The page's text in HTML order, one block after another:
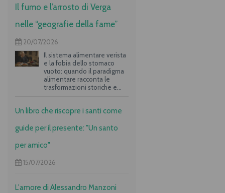
Il fumo e l’arrosto di Verga
nelle “geografie della fame”
20/07/2026
Il sistema alimentare verista
e la fobia dello stomaco
vuoto: quando il paradigma
alimentare racconta le
trasformazioni storiche e
Un libro che riscopre i santi come
guide per il presente: "Un santo
per amico"
15/07/2026
L'amore di Alessandro Manzoni